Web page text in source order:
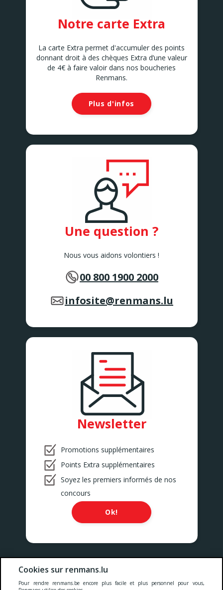
Notre carte Extra
La carte Extra permet d'accumuler des points
donnant droit à des chèques Extra d’une valeur
de 4€ à faire valoir dans nos boucheries
Renmans.
Plus d'infos
Une question ?
Nous vous aidons volontiers !
00 800 1900 2000
infosite@renmans.lu
Newsletter
Promotions supplémentaires
Points Extra supplémentaires
Soyez les premiers informés de nos
concours
Ok!
Nos prix comprennent toutes les taxes, la TVA, les droits et les
Cookies sur renmans.lu
Pour rendre renmans.be encore plus facile et plus personnel pour vous,